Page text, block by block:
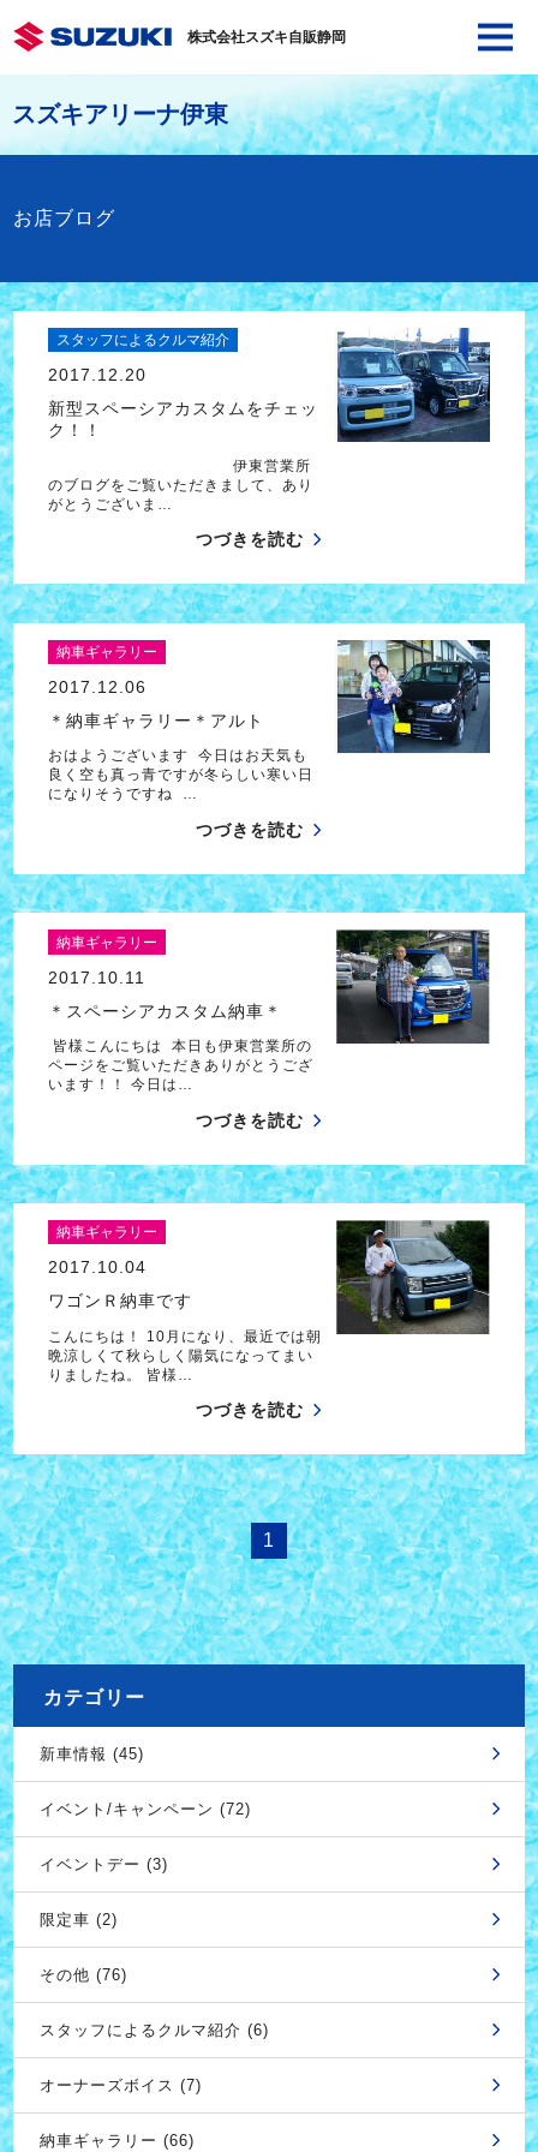
株式会社スズキ自販静岡
スズキアリーナ伊東
お店ブログ
スタッフによるクルマ紹介
2017.12.20
新型スペーシアカスタムをチェッ
ク！！
伊東営業所
のブログをご覧いただきまして、あり
がとうございま…
つづきを読む
納車ギャラリー
2017.12.06
＊納車ギャラリー＊アルト
おはようございます 今日はお天気も
良く空も真っ青ですが冬らしい寒い日
になりそうですね …
つづきを読む
納車ギャラリー
2017.10.11
＊スペーシアカスタム納車＊
皆様こんにちは 本日も伊東営業所の
ページをご覧いただきありがとうござ
います！！ 今日は…
つづきを読む
納車ギャラリー
2017.10.04
ワゴンＲ納車です
こんにちは！ 10月になり、最近では朝
晩涼しくて秋らしく陽気になってまい
りましたね。 皆様…
つづきを読む
1
カテゴリー
新車情報 (45)
イベント/キャンペーン (72)
イベントデー (3)
限定車 (2)
その他 (76)
スタッフによるクルマ紹介 (6)
オーナーズボイス (7)
納車ギャラリー (66)